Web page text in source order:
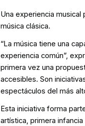
Una experiencia
música clásica.
“La música tiene una
experiencia común”,
primera vez una
accesibles. Son
espectáculos del más
Esta iniciativa forma
artística, primera